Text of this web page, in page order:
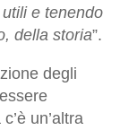
e tenendo
della storia”.
degli
un’altra